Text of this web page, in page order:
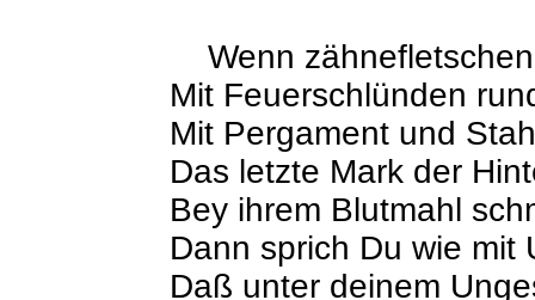
Wenn
Mit Feuerschlünden
Mit Pergament und
Das letzte Mark der
Bey ihrem Blutmahl
Dann sprich Du wie mit
Daß unter deinem